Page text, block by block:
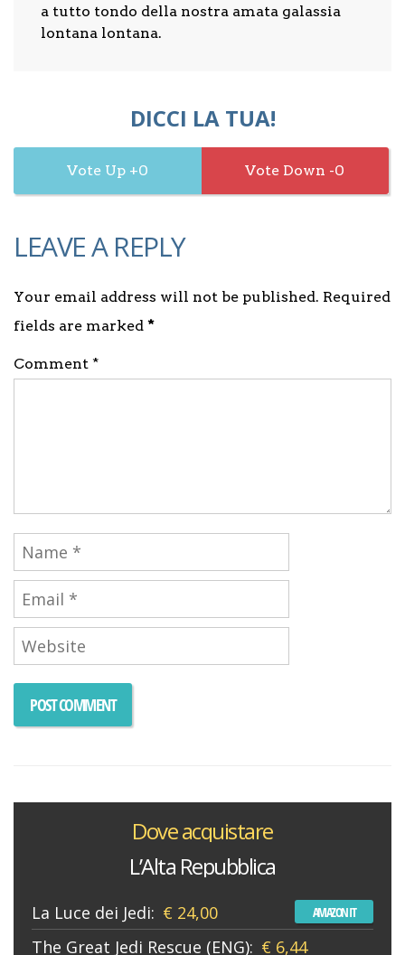
a tutto tondo della nostra amata galassia
lontana lontana.
DICCI LA TUA!
0 0
LEAVE A REPLY
Your email address will not be published. Required
fields are marked *
Comment *
Dove acquistare
L’Alta Repubblica
La Luce dei Jedi: € 24,00 AMAZON IT
The Great Jedi Rescue (ENG): € 6,44